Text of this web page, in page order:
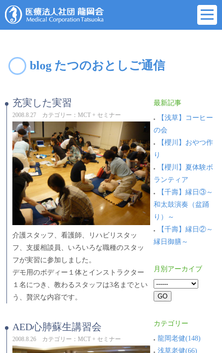
blog たつのおとしご通信
充実した実習
2008.8.27 カテゴリー：MCT + セミナー
介護スタッフ、看護師、リハビリスタッ
フ、支援相談員、いろいろな職種のスタッ
フが実習に参加しました。
デモ用のボディー１体とインストラクター
１名につき、教わるスタッフは3名までとい
う、贅沢な内容です。
AED心肺蘇生講習会
2008.8.26 カテゴリー：MCT + セミナー
最新記事
【浅草】コーヒー
の会
【櫻川】おやつ作
り
【櫻川】夏体験ボ
ランティア
【千壽】縁日③～
和太鼓演奏（盆踊
り）～
【千壽】縁日②～
縁日御膳～
月別アーカイブ
カテゴリー
龍岡老健(148)
浅草老健(66)